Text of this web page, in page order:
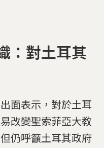
：對土耳其
面表示，對於土耳
改變聖索菲亞大教
仍呼籲土耳其政府